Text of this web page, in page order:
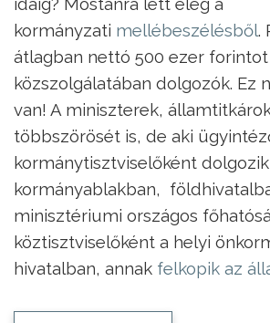
kormányzati mellébeszélésből.
átlagban nettó 500 ezer forintot
közszolgálatában dolgozók. Ez
van! A miniszterek,
többszörösét is, de aki
kormánytisztviselőként
kormányablakban,
minisztériumi országos
köztisztviselőként a helyi
hivatalban, annak felkopik az